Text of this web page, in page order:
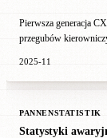
Pierwsza generacja
przegubów
2025-11
PANNENSTATISTIK
Statystyki